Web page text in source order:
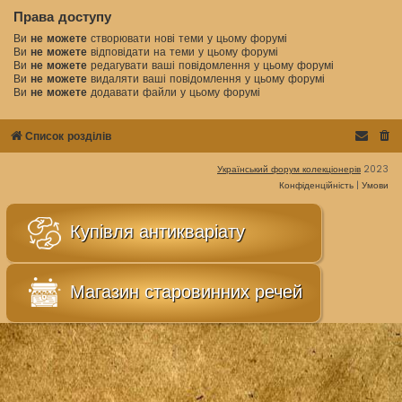
Права доступу
Ви не можете створювати нові теми у цьому форумі
Ви не можете відповідати на теми у цьому форумі
Ви не можете редагувати ваші повідомлення у цьому форумі
Ви не можете видаляти ваші повідомлення у цьому форумі
Ви не можете додавати файли у цьому форумі
Список розділів
Український форум колекціонерів 2023
Конфіденційність | Умови
Купівля антикваріату
Магазин старовинних речей